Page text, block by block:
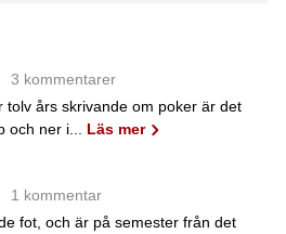
3 kommentarer
års skrivande om poker är det
och ner i... Läs mer
1 kommentar
fot, och är på semester från det